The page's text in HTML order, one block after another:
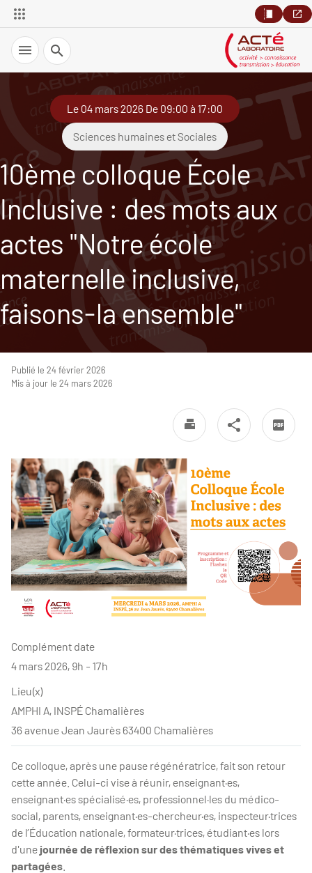
Recherche
Le 04 mars 2026 De 09:00 à 17:00
Sciences humaines et Sociales
10ème colloque École
Inclusive : des mots aux
actes "Notre école
maternelle inclusive,
faisons-la ensemble"
Publié le 24 février 2026
Mis à jour le 24 mars 2026
Complément date
4 mars 2026, 9h - 17h
Lieu(x)
AMPHI A, INSPÉ Chamalières
36 avenue Jean Jaurès 63400 Chamalières
Ce colloque, après une pause régénératrice, fait son retour
cette année. Celui-ci vise à réunir, enseignant·es,
enseignant·es spécialisé·es, professionnel·les du médico-
social, parents, enseignant·es-chercheur·es, inspecteur·trices
de l’Éducation nationale, formateur·trices, étudiant·es lors
d'une journée de réflexion sur des thématiques vives et
partagées